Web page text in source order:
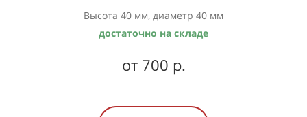
Высота 40 мм, диаметр 40 мм
достаточно на складе
от 700 р.